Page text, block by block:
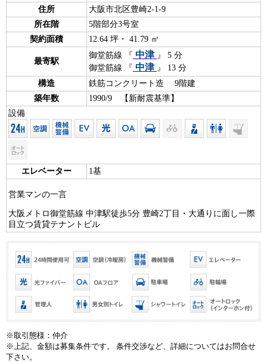
住所
大阪市北区豊崎2-1-9
所在階
5階部分3号室
契約面積
12.64 坪・ 41.79 ㎡
最寄駅
御堂筋線 『 中津 』 5 分
御堂筋線 『 中津 』 13 分
構造
鉄筋コンクリート造 9階建
築年数
1990/9 【新耐震基準】
設備
エレベーター 1基
営業マンの一言
大阪メトロ御堂筋線 中津駅徒歩5分 豊崎2丁目・大通りに面し一際
目立つ賃貸テナントビル
※取引態様：仲介
※上記、金額は募集条件です。 条件交渉など、詳細についてはお問合せ
下さい。